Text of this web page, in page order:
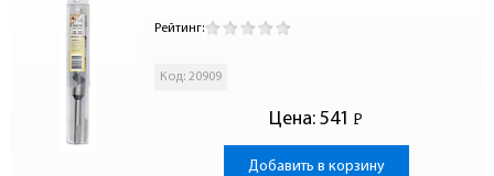
Рейтинг:
Код: 20909
Цена: 541 Р
-
Добавить в корзину